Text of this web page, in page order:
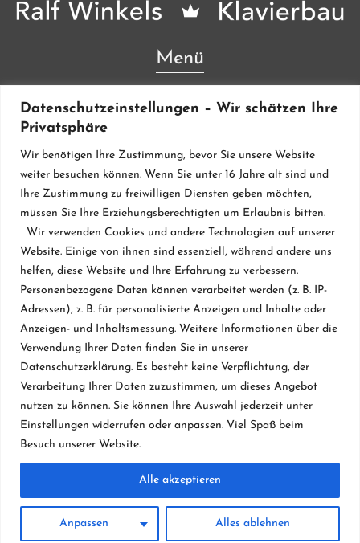
Datenschutzeinstellungen – Wir schätzen Ihre
Privatsphäre
Wir benötigen Ihre Zustimmung, bevor Sie unsere Website
weiter besuchen können. Wenn Sie unter 16 Jahre alt sind und
Ihre Zustimmung zu freiwilligen Diensten geben möchten,
müssen Sie Ihre Erziehungsberechtigten um Erlaubnis bitten.
Wir verwenden Cookies und andere Technologien auf unserer
Website. Einige von ihnen sind essenziell, während andere uns
helfen, diese Website und Ihre Erfahrung zu verbessern.
Personenbezogene Daten können verarbeitet werden (z. B. IP-
Adressen), z. B. für personalisierte Anzeigen und Inhalte oder
Anzeigen- und Inhaltsmessung. Weitere Informationen über die
Verwendung Ihrer Daten finden Sie in unserer
Datenschutzerklärung. Es besteht keine Verpflichtung, der
Verarbeitung Ihrer Daten zuzustimmen, um dieses Angebot
nutzen zu können. Sie können Ihre Auswahl jederzeit unter
Einstellungen widerrufen oder anpassen. Viel Spaß beim
Besuch unserer Website.
Anpassen Alles ablehnen
Alle akzeptieren
Menü
Lieferanten & Material
Werkstatt
Klavierstimmung
Flügel & Pianos
Restaurierung
Vermietung
Klavierbau seit 1984
Datenschutzerklärung
Kontakt & Impressum
Projekte
© 2026 Taste Klavierbau Ralf Winkels